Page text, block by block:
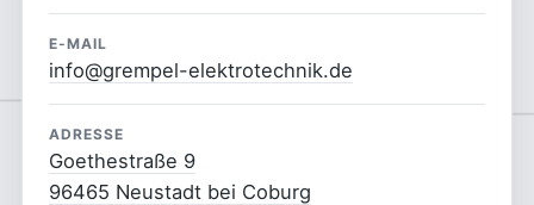
E-MAIL
info@grempel-elektrotechnik.de
ADRESSE
Goethestraße 9
96465 Neustadt bei Coburg